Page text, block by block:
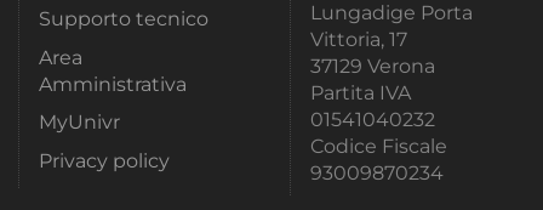
Supporto tecnico
Area
Amministrativa
MyUnivr
Privacy policy
Lungadige Porta
Vittoria, 17
37129 Verona
Partita IVA
01541040232
Codice Fiscale
93009870234